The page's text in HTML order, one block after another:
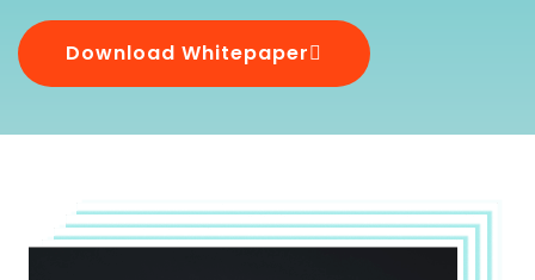
Download Whitepaper